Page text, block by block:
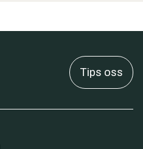
Tips oss